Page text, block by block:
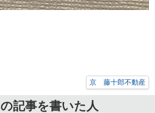
京 藤十郎不動産
記事を書いた人